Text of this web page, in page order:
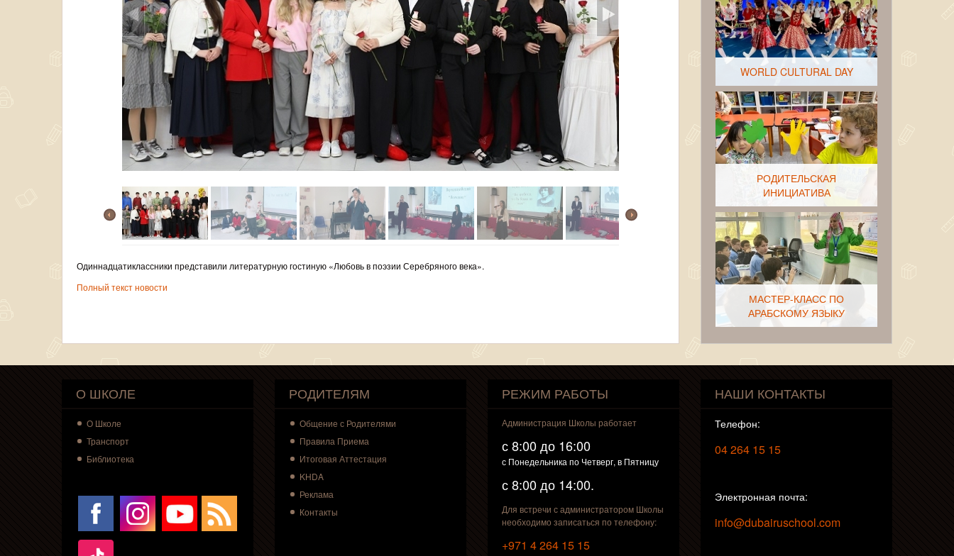
Одиннадцатиклассники представили литературную гостиную «Любовь в поэзии Серебряного века».
Полный текст новости
WORLD CULTURAL DAY
РОДИТЕЛЬСКАЯ
ИНИЦИАТИВА
МАСТЕР-КЛАСС ПО
АРАБСКОМУ ЯЗЫКУ
ПРОФОРИЕНТАЦИЯ
СТАРШЕКЛАССНИКОВ
О ШКОЛЕ
О Школе
Транспорт
Библиотека
РОДИТЕЛЯМ
Общение с Родителями
Правила Приема
Итоговая Аттестация
KHDA
Реклама
Контакты
РЕЖИМ РАБОТЫ
Администрация Школы работает
с 8:00 до 16:00
с Понедельника по Четверг, в Пятницу
с 8:00 до 14:00.
Для встречи с администратором Школы
необходимо записаться по телефону:
+971 4 264 15 15
НАШИ КОНТАКТЫ
Телефон:
04 264 15 15
Электронная почта:
info@dubairuschool.com